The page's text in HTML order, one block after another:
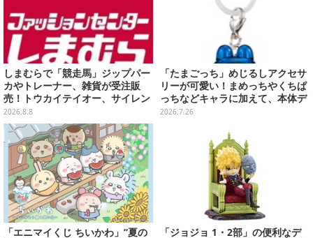
しまむらで「競走馬」ジップパー
カやトレーナー、雑貨が受注販
売！トウカイテイオー、サイレン
ススズカなど名馬をデザイン
2026.8.8
「たまごっち」めじるしアクセサ
リーが可愛い！まめっちやくちぱ
っちなどキャラに加えて、本体デ
ザイン含む全10種
2026.7.26
「エニマイくじ ちいかわ」“夏の
「ジョジョ 1・2部」の便利なデ